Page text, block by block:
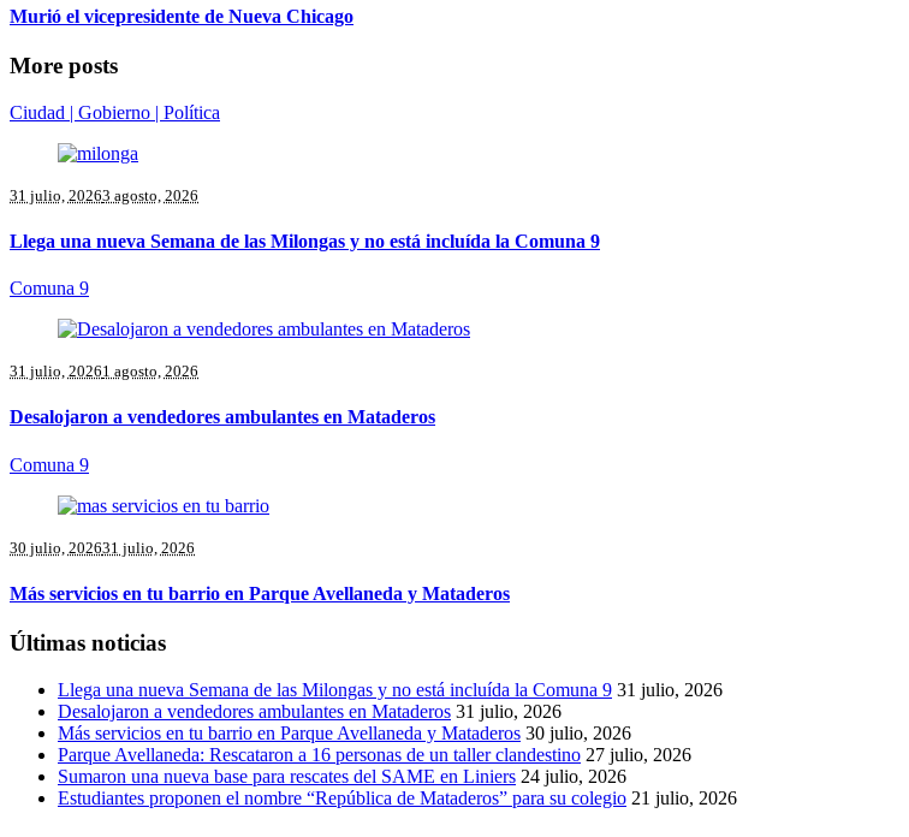
Murió el vicepresidente de Nueva Chicago
More posts
Ciudad | Gobierno | Política
31 julio, 20263 agosto, 2026
Llega una nueva Semana de las Milongas y no está incluída la Comuna 9
Comuna 9
31 julio, 20261 agosto, 2026
Desalojaron a vendedores ambulantes en Mataderos
Comuna 9
30 julio, 202631 julio, 2026
Más servicios en tu barrio en Parque Avellaneda y Mataderos
Últimas noticias
Llega una nueva Semana de las Milongas y no está incluída la Comuna 9 31 julio, 2026
Desalojaron a vendedores ambulantes en Mataderos 31 julio, 2026
Más servicios en tu barrio en Parque Avellaneda y Mataderos 30 julio, 2026
Parque Avellaneda: Rescataron a 16 personas de un taller clandestino 27 julio, 2026
Sumaron una nueva base para rescates del SAME en Liniers 24 julio, 2026
Estudiantes proponen el nombre “República de Mataderos” para su colegio 21 julio, 2026